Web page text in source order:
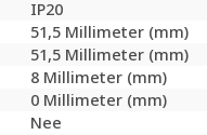
IP20
51,5 Millimeter (mm)
51,5 Millimeter (mm)
8 Millimeter (mm)
0 Millimeter (mm)
Nee